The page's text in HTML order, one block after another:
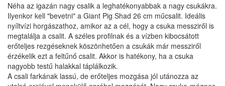
Néha az igazán nagy csalik a leghatékonyabbak a nagy csukákra.
Ilyenkor kell "bevetni" a Giant Pig Shad 26 cm műcsalit. Ideális
nyíltvízi horgászathoz, amikor az a cél, hogy a csuka messziről is
megtalálja a csalit. A széles profilnak és a vízben kibocsátott
erőteljes rezgéseknek köszönhetően a csukák már messziről
érzékelik ezt a feltűnő csalit. Akkor is hatékony, ha a csuka
nagyobb testű halakkal táplálkozik.
A csali farkának lassú, de erőteljes mozgása jól utánozza az